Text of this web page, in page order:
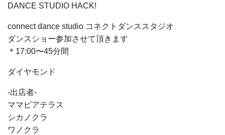
DANCE STUDIO HACK!
connect dance studio コネクトダンススタジオ
ダンスショー参加させて頂きます
＊17:00〜45分間
ダイヤモンド
-出店者-
ママピアテラス
シカノクラ
ワノクラ